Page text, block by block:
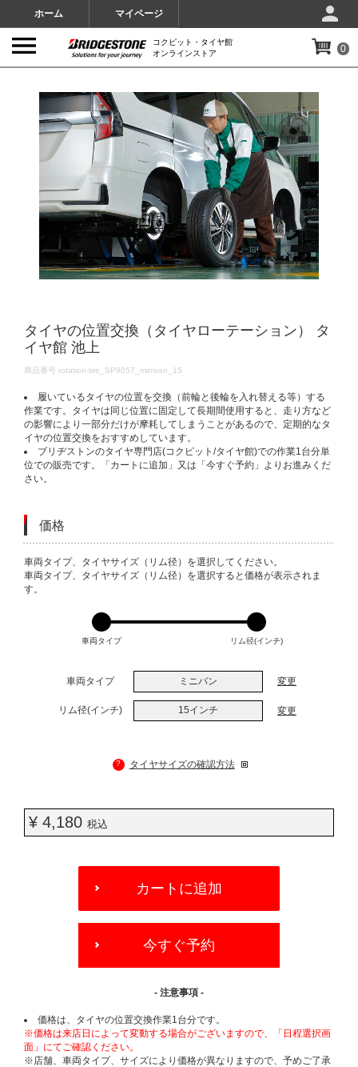
ホーム マイページ
コクピット・タイヤ館
オンラインストア
0
タイヤの位置交換（タイヤローテーション） タ
イヤ館 池上
DETAILS
商品番号 rotation-tire_SP9057_minivan_15
履いているタイヤの位置を交換（前輪と後輪を入れ替える等）する
作業です。タイヤは同じ位置に固定して長期間使用すると、走り方など
の影響により一部分だけが摩耗してしまうことがあるので、定期的なタ
イヤの位置交換をおすすめしています。
ブリヂストンのタイヤ専門店(コクピット/タイヤ館)での作業1台分単
位での販売です。「カートに追加」又は「今すぐ予約」よりお進みくだ
さい。
価格
VARIATIONS
車両タイプ、タイヤサイズ（リム径）を選択してください。
車両タイプ、タイヤサイズ（リム径）を選択すると価格が表示されま
す。
車両タイプ リム径(インチ)
車両タイプ ミニバン 変更
リム径(インチ) 15インチ 変更
? タイヤサイズの確認方法
¥ 4,180 税込
OPTIONS
カートに追加
今すぐ予約
- 注意事項 -
価格は、タイヤの位置交換作業1台分です。
※価格は来店日によって変動する場合がございますので、「日程選択画
面」にてご確認ください。
※店舗、車両タイプ、サイズにより価格が異なりますので、予めご了承